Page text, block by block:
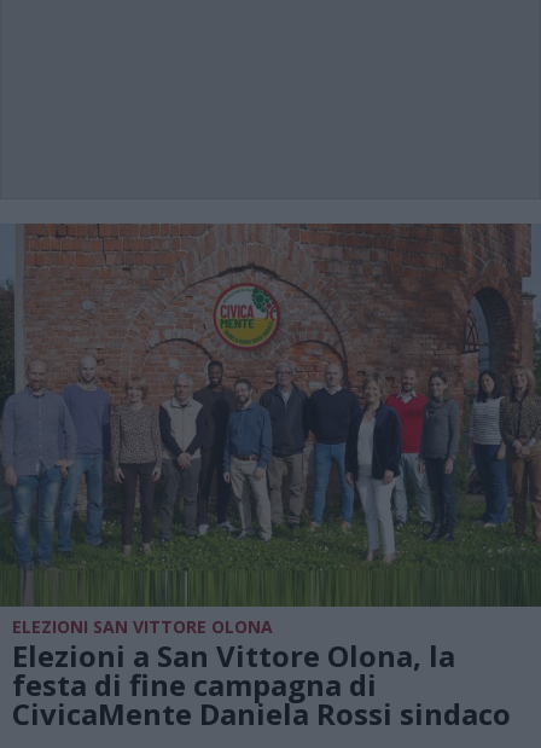
ELEZIONI SAN VITTORE OLONA
Elezioni a San Vittore Olona, la
festa di fine campagna di
CivicaMente Daniela Rossi sindaco